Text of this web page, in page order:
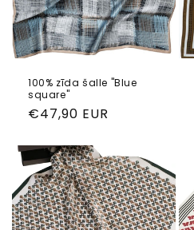
100% zīda šalle "Blue
square"
Parastā
€47,90 EUR